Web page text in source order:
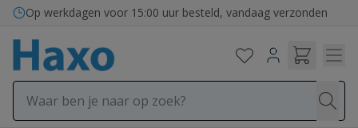
Ga naar de inhoud
Op werkdagen voor 15:00 uur besteld, vandaag verzonden